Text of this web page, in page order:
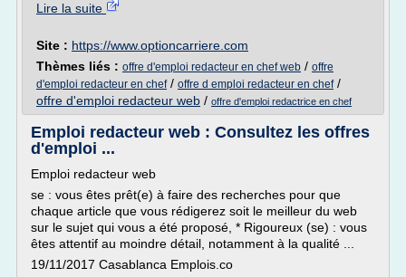
Lire la suite
Site : https://www.optioncarriere.com
Thèmes liés : offre d'emploi redacteur en chef web / offre
d'emploi redacteur en chef/ offre d emploi redacteur en chef/
offre d'emploi redacteur web / offre d'emploi redactrice en chef
Emploi redacteur web : Consultez les offres
d'emploi ...
Emploi redacteur web
se : vous êtes prêt(e) à faire des recherches pour que
chaque article que vous rédigerez soit le meilleur du web
sur le sujet qui vous a été proposé, * Rigoureux (se) : vous
êtes attentif au moindre détail, notamment à la qualité ...
19/11/2017 Casablanca Emplois.co